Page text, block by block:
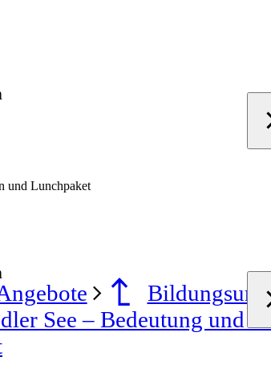
und Lunchpaket
See – Bedeutung und